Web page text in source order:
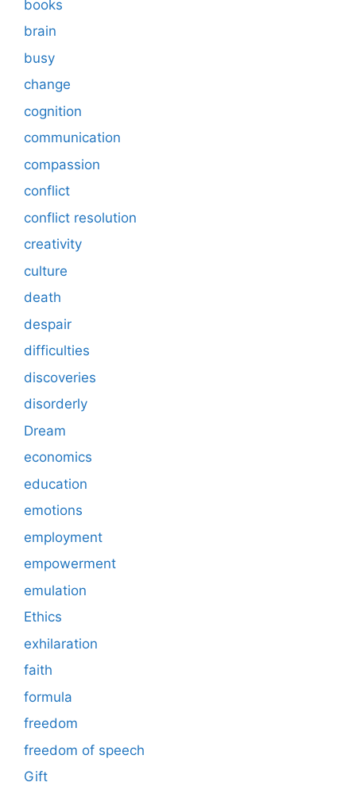
books
brain
busy
change
cognition
communication
compassion
conflict
conflict resolution
creativity
culture
death
despair
difficulties
discoveries
disorderly
Dream
economics
education
emotions
employment
empowerment
emulation
Ethics
exhilaration
faith
formula
freedom
freedom of speech
Gift